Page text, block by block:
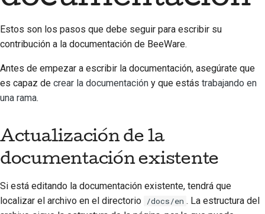
Deutsch
Español
فارسی
한국어
Polski
Casos de logro
Directrices de marca
Añadir documentación
Redactar su
2023
2021
2019
2018
2017
2016
Estos son los pasos que debe seguir para escribir su
contribución a la documentación de BeeWare.
Antes de empezar a escribir la documentación, asegúrate que
es capaz de crear la documentación y que estás trabajando en
una rama.
Actualización de la
documentación existente
Si está editando la documentación existente, tendrá que
localizar el archivo en el directorio /docs/en . La estructura del